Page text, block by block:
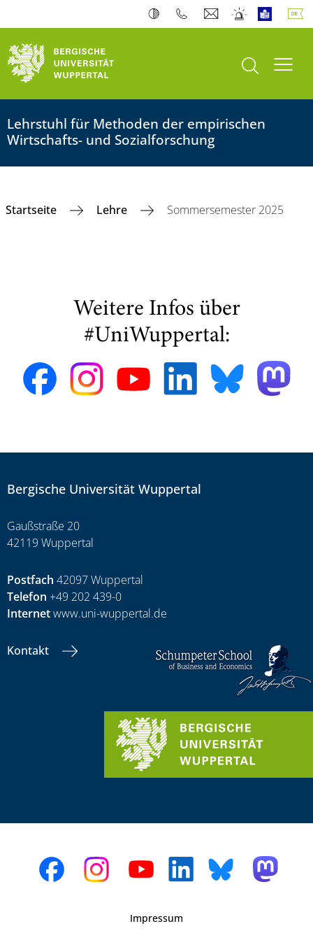
Suche öffnen
Lehrstuhl für Methoden der empirischen
Wirtschafts- und Sozialforschung
Startseite Lehre Sommersemester 2025
Weitere Infos über
#UniWuppertal:
Bergische Universität Wuppertal
Gaußstraße 20
42119 Wuppertal
Postfach 42097 Wuppertal
Telefon +49 202 439-0
Internetwww.uni-wuppertal.de
Kontakt
Impressum